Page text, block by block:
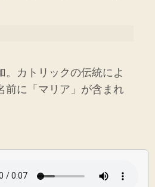
カトリックの伝統によ
前に「マリア」が含まれ